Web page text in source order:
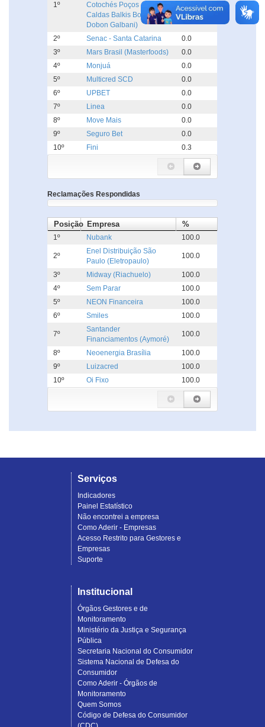
1º
Cotochés Poços de
Caldas Balkis Boa Nata
Dobon Galbani)
0.0
2º Senac - Santa Catarina
0.0
3º
Mars Brasil (Masterfoods)
0.0
4º
Monjuá
0.0
5º
Multicred SCD
0.0
6º
UPBET
0.0
7º
Linea
0.0
8º
Move Mais
0.0
9º
Seguro Bet
0.0
10º
Fini 0.3
Reclamações Respondidas
Posição Empresa %
1º Nubank 100.0
2º
Enel Distribuição São
Paulo (Eletropaulo)
100.0
3º Midway (Riachuelo)
100.0
4º
Sem Parar
100.0
5º
NEON Financeira
100.0
6º
Smiles 100.0
7º
Santander
Financiamentos (Aymoré)
100.0
8º Neoenergia Brasília
100.0
9º
Luizacred
100.0
10º
Oi Fixo 100.0
Serviços
Indicadores
Painel Estatístico
Não encontrei a empresa
Como Aderir - Empresas
Acesso Restrito para Gestores e
Empresas
Suporte
Institucional
Órgãos Gestores e de
Monitoramento
Ministério da Justiça e Segurança
Pública
Secretaria Nacional do Consumidor
Sistema Nacional de Defesa do
Consumidor
Como Aderir - Órgãos de
Monitoramento
Quem Somos
Código de Defesa do Consumidor